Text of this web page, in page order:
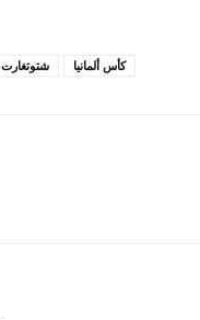
شتوتغارت كأس ألمانيا